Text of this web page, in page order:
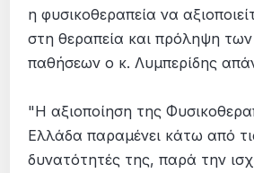
η φυσικοθεραπεία να
στη θεραπεία και πρόληψη
παθήσεων ο κ. Λυμπερίδης
"Η αξιοποίηση της
Ελλάδα παραμένει κάτω από
δυνατότητές της, παρά την